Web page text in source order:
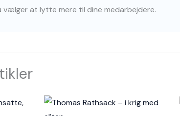
vælger at lytte mere til dine medarbejdere.